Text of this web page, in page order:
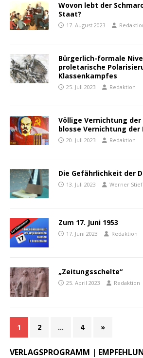
Wovon lebt der
Staat?
17. August 2023
Bürgerlich-formale
proletarische
Klassenkampfes
25. Juli 2023 Redaktion
Völlige Vernichtung
blosse Vernichtung der
20. Juli 2023 Redaktion
Die Gefährlichkeit der
13. Juli 2023 Werner Stief
Zum 17. Juni 1953
17. Juni 2023 Redaktion
„Zeitungsschelte“
25. April 2023 Redaktion
1 2 … 4 »
VERLAGSPROGRAMM |